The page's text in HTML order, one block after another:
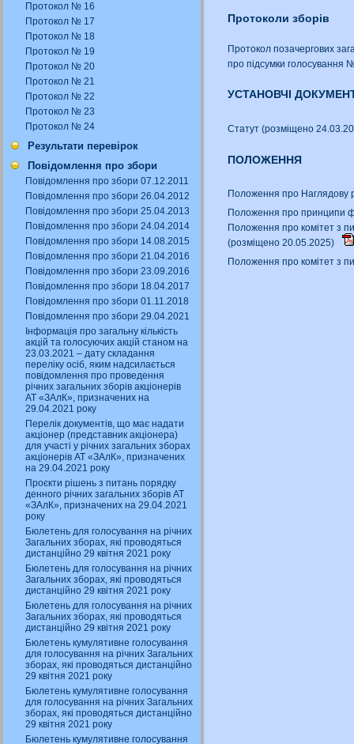
Протокол № 16
Протокол № 17
Протокол № 18
Протокол № 19
Протокол № 20
Протокол № 21
Протокол № 22
Протокол № 23
Протокол № 24
Результати перевірок
Повідомлення про збори
Повідомлення про збори 07.12.2011
Повідомлення про збори 26.04.2012
Повідомлення про збори 25.04.2013
Повідомлення про збори 24.04.2014
Повідомлення про збори 14.08.2015
Повідомлення про збори 21.04.2016
Повідомлення про збори 23.09.2016
Повідомлення про збори 18.04.2017
Повідомлення про збори 01.11.2018
Повідомлення про збори 29.04.2021
Інформація про загальну кількість
акцій та голосуючих акцій станом на
23.03.2021 – дату складання
переліку осіб, яким надсилається
повідомлення про проведення
річних загальних зборів акціонерів
АТ «ЗАлК», призначених на
29.04.2021 року
Перелік документів, що має надати
акціонер (представник акціонера)
для участі у річних загальних зборах
акціонерів АТ «ЗАлК», призначених
на 29.04.2021 року
Проєкти рішень з питань порядку
денного річних загальних зборів АТ
«ЗАлК», призначених на 29.04.2021
року
Бюлетень для голосування на річних
Загальних зборах, які проводяться
дистанційно 29 квітня 2021 року
Бюлетень для голосування на річних
Загальних зборах, які проводяться
дистанційно 29 квітня 2021 року
Бюлетень для голосування на річних
Загальних зборах, які проводяться
дистанційно 29 квітня 2021 року
Бюлетень кумулятивне голосування
для голосування на річних Загальних
зборах, які проводяться дистанційно
29 квітня 2021 року
Бюлетень кумулятивне голосування
для голосування на річних Загальних
зборах, які проводяться дистанційно
29 квітня 2021 року
Бюлетень кумулятивне голосування
Протоколи зборів
Протокол позачергових
про підсумки
УСТАНОВЧІ
Статут (розміщено
ПОЛОЖЕННЯ
Положення про Наглядову
Положення про принципи
Положення про комітет з
(розміщено 20.05.2025)
Положення про комітет з